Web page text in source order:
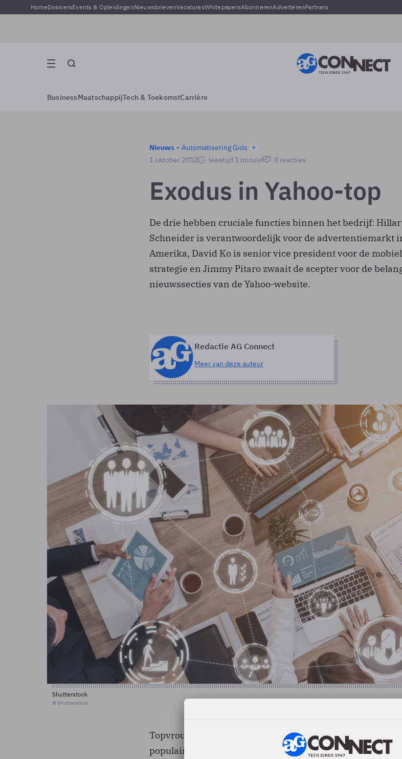
HomeDossiersEvents & OpleidingenNieuwsbrievenVacaturesWhitepapersAbonnerenAdverterenPartners
BusinessMaatschappijTech & ToekomstCarrière
Nieuws
Automatisering Gids
1 oktober 2010
leestijd 1 minuut 0 reacties
Exodus in Yahoo-top
De drie hebben cruciale functies binnen het bedrijf:
Schneider is verantwoordelijk voor de advertentiemarkt
Amerika, David Ko is senior vice president voor de
strategie en Jimmy Pitaro zwaait de scepter voor de
nieuwssecties van de Yahoo-website.
Redactie AG Connect
Meer van deze auteur
Shutterstock
© Shutterstock
Topvrouw Carol Bartz jaagt een strategie na die verkeer
populaire sites als Google en Facebook. Daarbij heeft ze